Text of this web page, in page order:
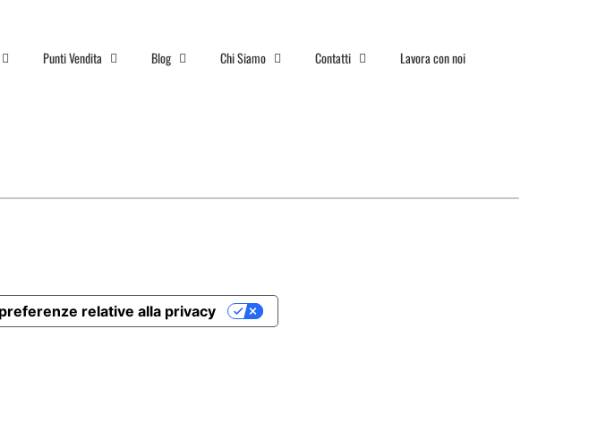
Punti Vendita Blog Chi Siamo Contatti Lavora con noi
relative alla privacy